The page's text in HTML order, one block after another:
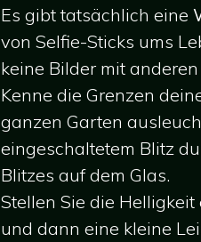
Es gibt tatsächlich eine
von Selfie-Sticks ums
keine Bilder mit
Kenne die Grenzen
ganzen Garten
eingeschaltetem Blitz
Blitzes auf dem Glas.
Stellen Sie die
und dann eine kleine